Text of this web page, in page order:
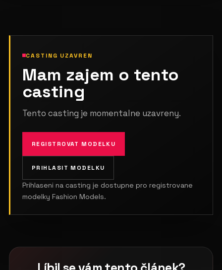
CASTING UZAVREN
Mam zajem o tento
casting
Tento casting je momentalne uzavreny.
REGISTROVAT MODELKU
PRIHLASIT MODELKU
Prihlaseni na casting je dostupne pro registrovane
modelky Fashion Models.